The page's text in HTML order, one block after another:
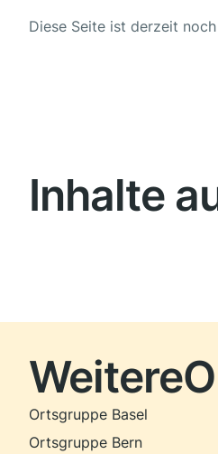
Diese Seite ist derzeit
Inhalte
Weitere
Ortsgruppe Basel
Ortsgruppe Bern